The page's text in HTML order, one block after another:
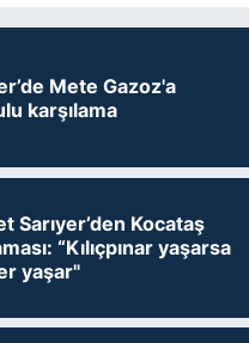
Mete Gazoz'a
karşılama
Sarıyer’den Kocataş
“Kılıçpınar yaşarsa
yaşar"